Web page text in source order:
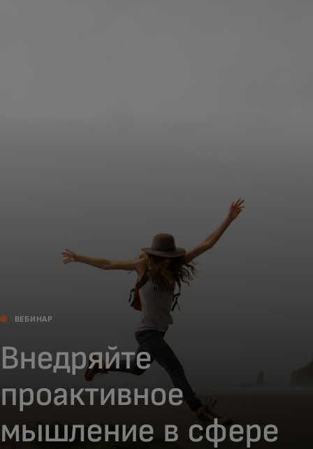
ВЕБИНАР
Внедряйте
проактивное
мышление в сфере